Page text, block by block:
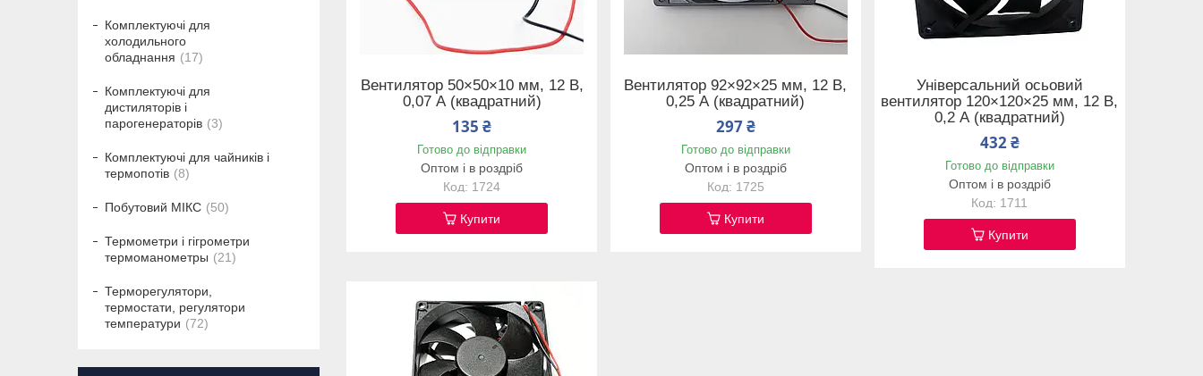
Вентилятор 50×50×10 мм, 12 В,
0,07 А (квадратний)
135 ₴
Готово до відправки
Оптом і в роздріб
1724
Купити
Вентилятор 92×92×25 мм, 12 В,
0,25 А (квадратний)
297 ₴
Готово до відправки
Оптом і в роздріб
1725
Купити
Універсальний осьовий
вентилятор 120×120×25 мм, 12 В,
0,2 А (квадратний)
432 ₴
Готово до відправки
Оптом і в роздріб
1711
Купити
Комплектуючі для
холодильного
обладнання
17
Комплектуючі для
дистиляторів і
парогенераторів
3
Комплектуючі для чайників і
термопотів
8
Побутовий МІКС 50
Термометри і гігрометри
термоманометры
21
Терморегулятори,
термостати, регулятори
температури
72